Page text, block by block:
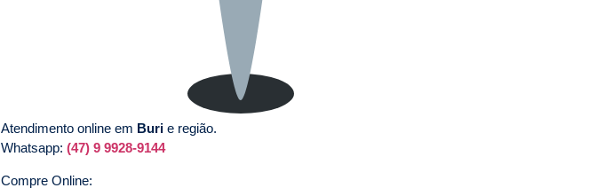
Atendimento online em Buri e região.
Whatsapp: (47) 9 9928-9144
Compre Online: